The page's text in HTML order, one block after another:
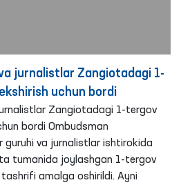
jurnalistlar Zangiotadagi 1-
uchun bordi
Zangiotadagi 1-tergov
bordi Ombudsman
guruhi va jurnalistlar ishtirokida
tumanida joylashgan 1-tergov
amalga oshirildi. Ayni